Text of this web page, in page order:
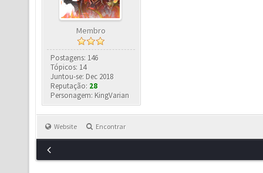
Membro
Postagens: 146
Tópicos: 14
Juntou-se: Dec 2018
Reputação: 28
Personagem: KingVarian
Website Encontrar